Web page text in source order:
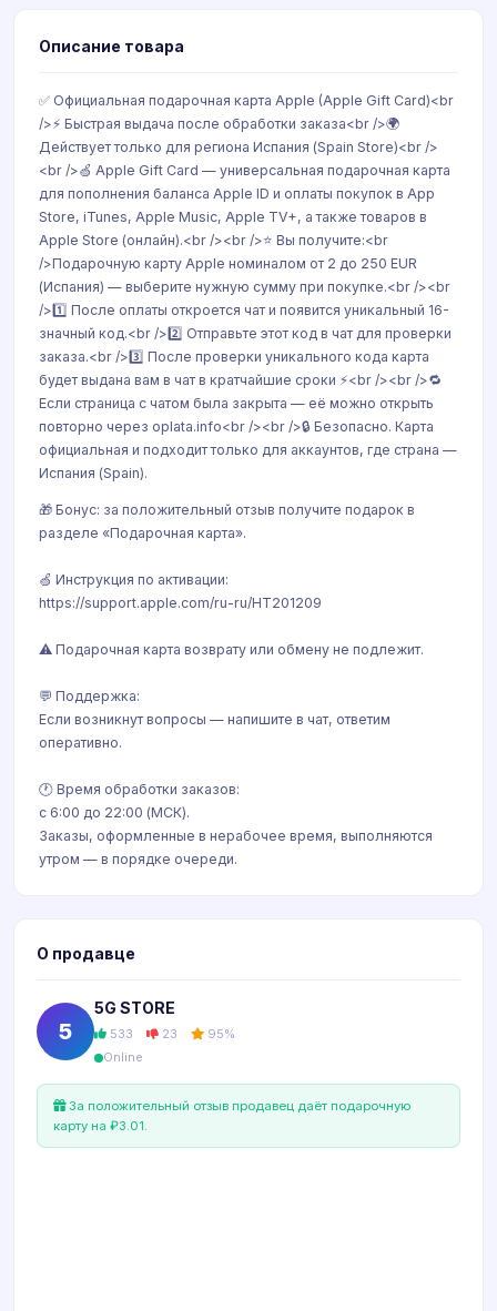
Описание товара
✅ Официальная подарочная карта Apple (Apple Gift Card)<br
/>⚡ Быстрая выдача после обработки заказа<br />🌍
Действует только для региона Испания (Spain Store)<br />
<br />🍏 Apple Gift Card — универсальная подарочная карта
для пополнения баланса Apple ID и оплаты покупок в App
Store, iTunes, Apple Music, Apple TV+, а также товаров в
Apple Store (онлайн).<br /><br />⭐ Вы получите:<br
/>Подарочную карту Apple номиналом от 2 до 250 EUR
(Испания) — выберите нужную сумму при покупке.<br /><br
/>1️⃣ После оплаты откроется чат и появится уникальный 16-
значный код.<br />2️⃣ Отправьте этот код в чат для проверки
заказа.<br />3️⃣ После проверки уникального кода карта
будет выдана вам в чат в кратчайшие сроки ⚡<br /><br />🔁
Если страница с чатом была закрыта — её можно открыть
повторно через oplata.info<br /><br />🔒 Безопасно. Карта
официальная и подходит только для аккаунтов, где страна —
Испания (Spain).
🎁 Бонус: за положительный отзыв получите подарок в
разделе «Подарочная карта».
🍏 Инструкция по активации:
https://support.apple.com/ru-ru/HT201209
⚠️ Подарочная карта возврату или обмену не подлежит.
💬 Поддержка:
Если возникнут вопросы — напишите в чат, ответим
оперативно.
🕐 Время обработки заказов:
с 6:00 до 22:00 (МСК).
Заказы, оформленные в нерабочее время, выполняются
утром — в порядке очереди.
О продавце
5
5G STORE
533 23 95%
Online
За положительный отзыв продавец даёт подарочную
карту на ₽3.01.